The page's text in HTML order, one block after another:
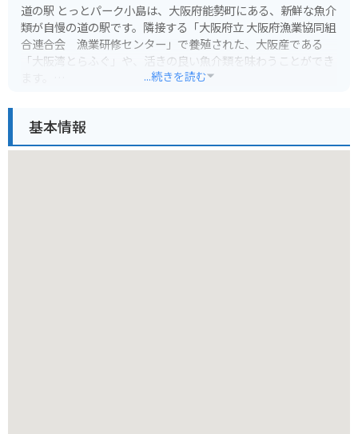
道の駅 とっとパーク小島は、大阪府能勢町にある、新鮮な魚介
類が自慢の道の駅です。隣接する「大阪府立 大阪府漁業協同組
合連合会 漁業研修センター」で養殖された、大阪産である
「大阪湾とらふぐ」や、活きの良い魚介類を味わうことができ
ーズナブルなとらふぐ定食や、新鮮な海の幸を使った丼ぶりや
定食を楽しむことができます。また、隣接する「フィッシング
...続きを読む
基本情報